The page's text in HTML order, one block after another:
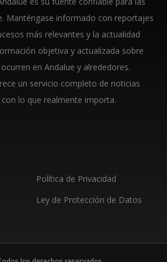
Manténgase informado con reportajes
más relevantes y la actualidad
objetiva y actualizada sobre
en Andalue y alrededores.
un servicio completo de noticias
lo que realmente importa.
Política de Privacidad
Ley de Protección de Datos